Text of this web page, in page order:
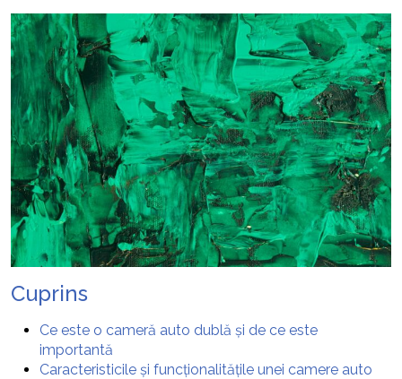
Cuprins
Ce este o cameră auto dublă și de ce este
importantă
Caracteristicile și funcționalitățile unei camere auto